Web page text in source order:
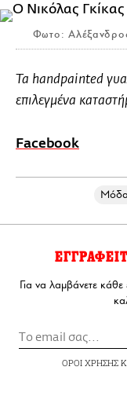
Φωτο:
Τα handpainted
επιλεγμένα
Facebook
Για να λαμβάνετε
ΟΡΟΙ ΧΡΗΣΗΣ